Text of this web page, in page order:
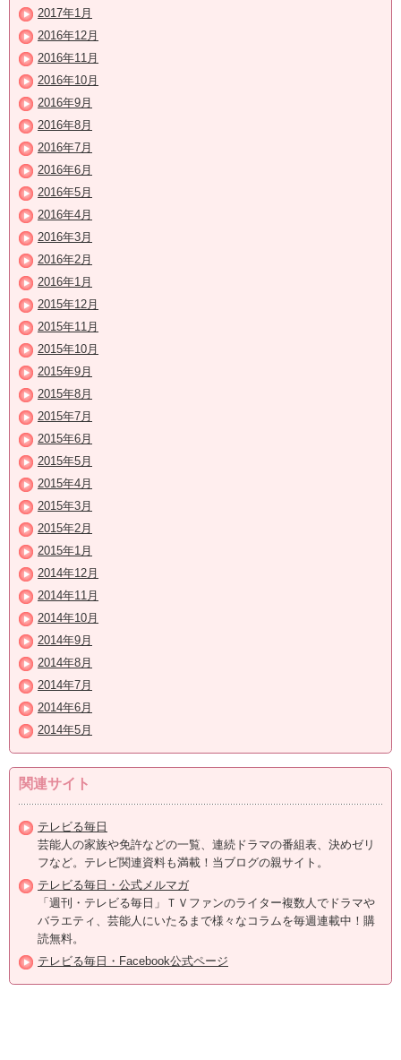
2017年1月
2016年12月
2016年11月
2016年10月
2016年9月
2016年8月
2016年7月
2016年6月
2016年5月
2016年4月
2016年3月
2016年2月
2016年1月
2015年12月
2015年11月
2015年10月
2015年9月
2015年8月
2015年7月
2015年6月
2015年5月
2015年4月
2015年3月
2015年2月
2015年1月
2014年12月
2014年11月
2014年10月
2014年9月
2014年8月
2014年7月
2014年6月
2014年5月
関連サイト
テレビる毎日
芸能人の家族や免許などの一覧、連続ドラマの番組表、決めゼリ
フなど。テレビ関連資料も満載！当ブログの親サイト。
テレビる毎日・公式メルマガ
「週刊・テレビる毎日」ＴＶファンのライター複数人でドラマや
バラエティ、芸能人にいたるまで様々なコラムを毎週連載中！購
読無料。
テレビる毎日・Facebook公式ページ